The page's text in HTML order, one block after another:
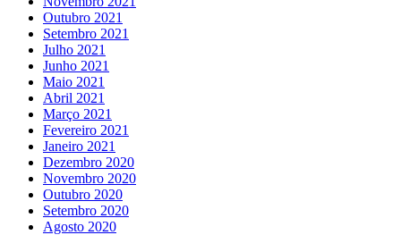
Outubro 2021
Setembro 2021
Julho 2021
Junho 2021
Maio 2021
Abril 2021
Março 2021
Fevereiro 2021
Janeiro 2021
Dezembro 2020
Novembro 2020
Outubro 2020
Setembro 2020
Agosto 2020